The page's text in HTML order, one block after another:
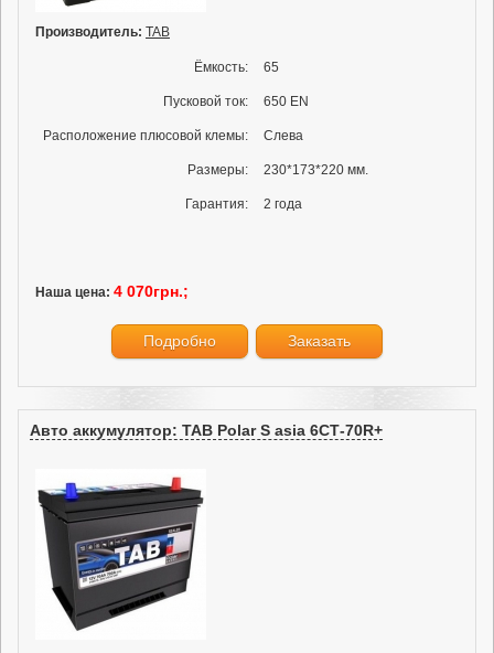
Производитель: TAB
Ёмкость: 65
Пусковой ток: 650 EN
Расположение плюсовой клемы: Слева
Размеры: 230*173*220 мм.
Гарантия: 2 года
Наша цена: 4 070грн.;
Подробно Заказать
Авто аккумулятор: TAB Polar S asia 6СТ-70R+